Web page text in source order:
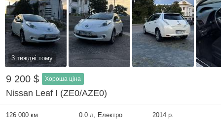
3 тиждні тому
9 200 $ Хороша ціна
Nissan Leaf I (ZE0/AZE0)
126 000 км 0.0 л, Електро
2014 р.